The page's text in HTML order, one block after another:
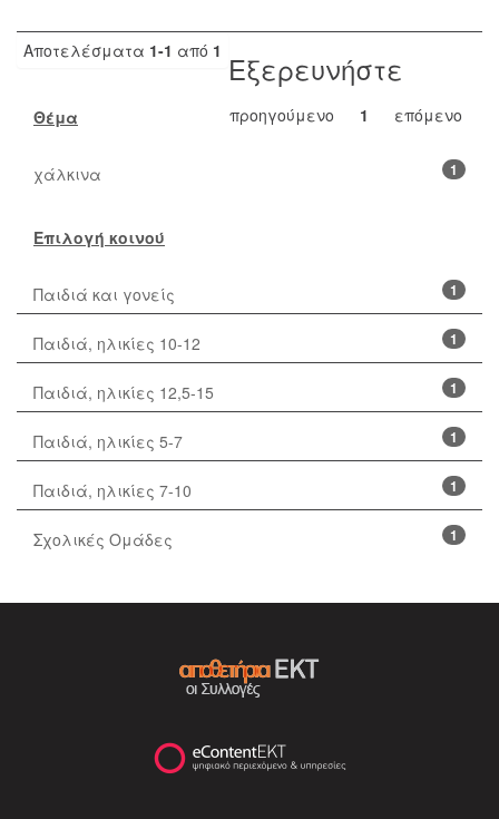
Αποτελέσματα 1-1 από 1
προηγούμενο 1 επόμενο
Εξερευνήστε
Θέμα
1
χάλκινα
Επιλογή κοινού
1
Παιδιά και γονείς
1
Παιδιά, ηλικίες 10-12
1
Παιδιά, ηλικίες 12,5-15
1
Παιδιά, ηλικίες 5-7
1
Παιδιά, ηλικίες 7-10
1
Σχολικές Ομάδες